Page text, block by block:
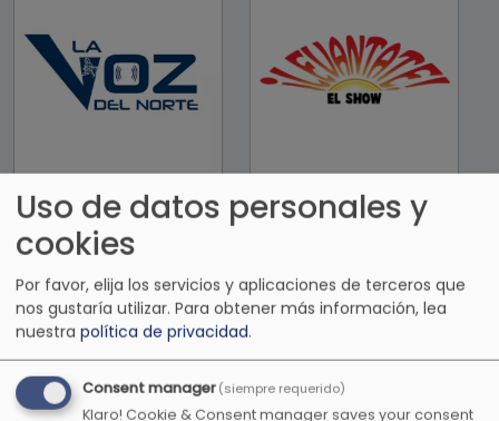
La Voz del Norte
Levantate el
show
Uso de datos personales y
cookies
Por favor, elija los servicios y aplicaciones de terceros que
nos gustaría utilizar. Para obtener más información, lea
nuestra política de privacidad.
Consent manager(siempre requerido)
Klaro! Cookie & Consent manager saves your consent